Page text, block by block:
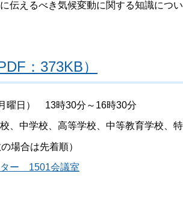
伝えるべき気候変動に関する知識につ
：373KB）
曜日） 13時30分～16時30分
、中学校、高等学校、中等教育学校、
場合は先着順）
ター 1501会議室